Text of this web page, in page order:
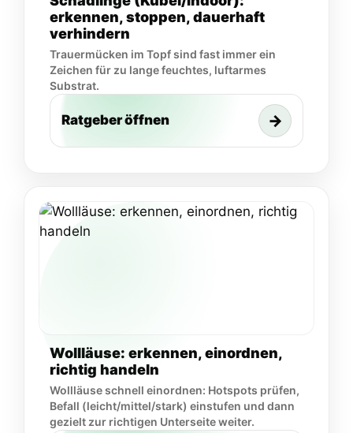
erkennen, stoppen, dauerhaft
verhindern
Trauermücken im Topf sind fast immer ein
Zeichen für zu lange feuchtes, luftarmes
Substrat.
Ratgeber öffnen →
Wollläuse: erkennen, einordnen,
richtig handeln
Wollläuse schnell einordnen: Hotspots prüfen,
Befall (leicht/mittel/stark) einstufen und dann
gezielt zur richtigen Unterseite weiter.